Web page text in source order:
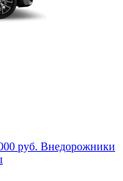
руб. Внедорожники